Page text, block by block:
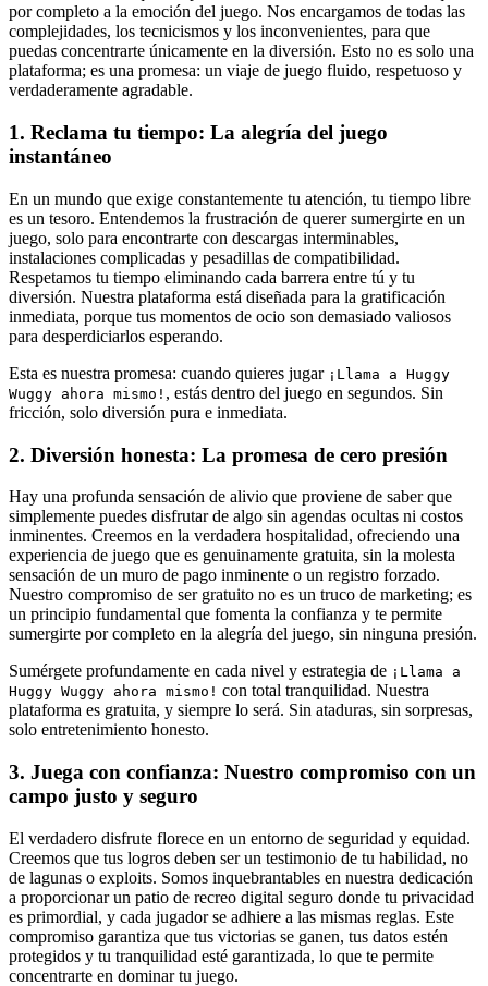
por completo a la emoción del juego. Nos encargamos de todas las
complejidades, los tecnicismos y los inconvenientes, para que
puedas concentrarte únicamente en la diversión. Esto no es solo una
plataforma; es una promesa: un viaje de juego fluido, respetuoso y
verdaderamente agradable.
1. Reclama tu tiempo: La alegría del juego
instantáneo
En un mundo que exige constantemente tu atención, tu tiempo libre
es un tesoro. Entendemos la frustración de querer sumergirte en un
juego, solo para encontrarte con descargas interminables,
instalaciones complicadas y pesadillas de compatibilidad.
Respetamos tu tiempo eliminando cada barrera entre tú y tu
diversión. Nuestra plataforma está diseñada para la gratificación
inmediata, porque tus momentos de ocio son demasiado valiosos
para desperdiciarlos esperando.
Esta es nuestra promesa: cuando quieres jugar ¡Llama a Huggy
Wuggy ahora mismo! , estás dentro del juego en segundos. Sin
fricción, solo diversión pura e inmediata.
2. Diversión honesta: La promesa de cero presión
Hay una profunda sensación de alivio que proviene de saber que
simplemente puedes disfrutar de algo sin agendas ocultas ni costos
inminentes. Creemos en la verdadera hospitalidad, ofreciendo una
experiencia de juego que es genuinamente gratuita, sin la molesta
sensación de un muro de pago inminente o un registro forzado.
Nuestro compromiso de ser gratuito no es un truco de marketing; es
un principio fundamental que fomenta la confianza y te permite
sumergirte por completo en la alegría del juego, sin ninguna presión.
Sumérgete profundamente en cada nivel y estrategia de ¡Llama a
Huggy Wuggy ahora mismo! con total tranquilidad. Nuestra
plataforma es gratuita, y siempre lo será. Sin ataduras, sin sorpresas,
solo entretenimiento honesto.
3. Juega con confianza: Nuestro compromiso con un
campo justo y seguro
El verdadero disfrute florece en un entorno de seguridad y equidad.
Creemos que tus logros deben ser un testimonio de tu habilidad, no
de lagunas o exploits. Somos inquebrantables en nuestra dedicación
a proporcionar un patio de recreo digital seguro donde tu privacidad
es primordial, y cada jugador se adhiere a las mismas reglas. Este
compromiso garantiza que tus victorias se ganen, tus datos estén
protegidos y tu tranquilidad esté garantizada, lo que te permite
concentrarte en dominar tu juego.